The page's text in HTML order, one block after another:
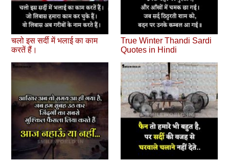
चलो इस सर्दी में भलाई का काम
करतें हैं।
True Winter Thandi Sardi
Quotes in Hindi